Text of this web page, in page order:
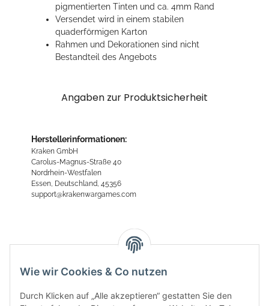
pigmentierten Tinten und ca. 4mm Rand
Versendet wird in einem stabilen
quaderförmigen Karton
Rahmen und Dekorationen sind nicht
Bestandteil des Angebots
Angaben zur Produktsicherheit
Herstellerinformationen:
Kraken GmbH
Carolus-Magnus-Straße 40
Nordrhein-Westfalen
Essen, Deutschland, 45356
support@krakenwargames.com
Wie wir Cookies & Co nutzen
Durch Klicken auf „Alle akzeptieren“ gestatten Sie den